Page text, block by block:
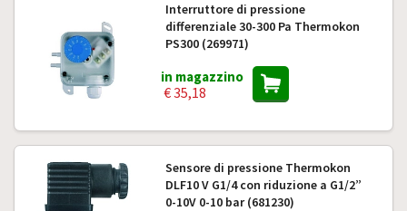
Interruttore di pressione
differenziale 30-300 Pa Thermokon
PS300 (269971)
in magazzino
€ 35,18
Sensore di pressione Thermokon
DLF10 V G1/4 con riduzione a G1/2”
0-10V 0-10 bar (681230)